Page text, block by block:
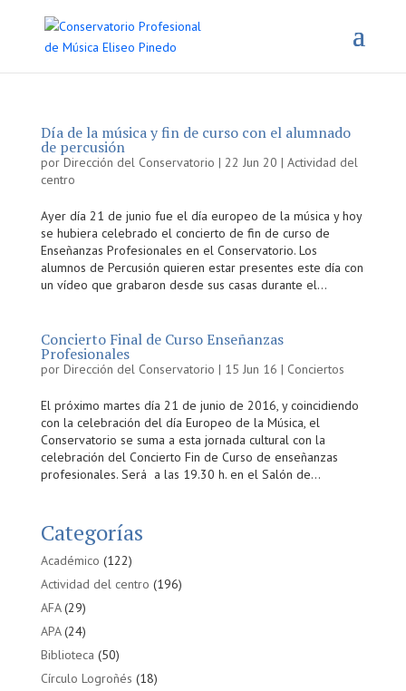
Día de la música y fin de curso con el alumnado
de percusión
por Dirección del Conservatorio | 22 Jun 20 | Actividad del
centro
Ayer día 21 de junio fue el día europeo de la música y hoy
se hubiera celebrado el concierto de fin de curso de
Enseñanzas Profesionales en el Conservatorio. Los
alumnos de Percusión quieren estar presentes este día con
un vídeo que grabaron desde sus casas durante el...
Concierto Final de Curso Enseñanzas
Profesionales
por Dirección del Conservatorio | 15 Jun 16 | Conciertos
El próximo martes día 21 de junio de 2016, y coincidiendo
con la celebración del día Europeo de la Música, el
Conservatorio se suma a esta jornada cultural con la
celebración del Concierto Fin de Curso de enseñanzas
profesionales. Será a las 19.30 h. en el Salón de...
Categorías
Académico (122)
Actividad del centro (196)
AFA(29)
APA(24)
Biblioteca (50)
Círculo Logroñés (18)